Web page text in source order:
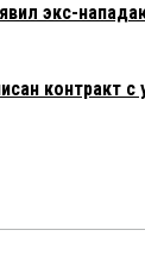
экс-
контракт